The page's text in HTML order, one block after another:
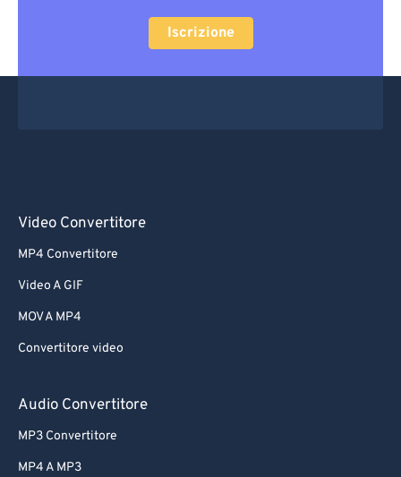
Iscrizione
Video Convertitore
MP4 Convertitore
Video A GIF
MOV A MP4
Convertitore video
Audio Convertitore
MP3 Convertitore
MP4 A MP3